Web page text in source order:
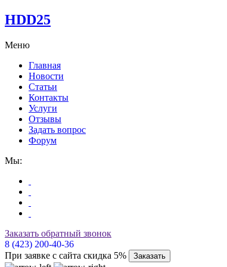
HDD25
Меню
Главная
Новости
Статьи
Контакты
Услуги
Отзывы
Задать вопрос
Форум
Мы:
Заказать обратный звонок
8 (423) 200-40-36
При заявке с сайта скидка 5%
Заказать